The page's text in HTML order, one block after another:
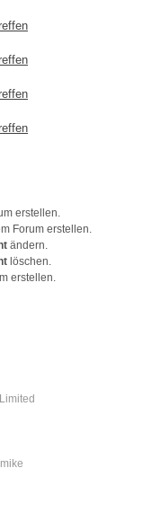
erstellen.
Forum erstellen.
ändern.
löschen.
erstellen.